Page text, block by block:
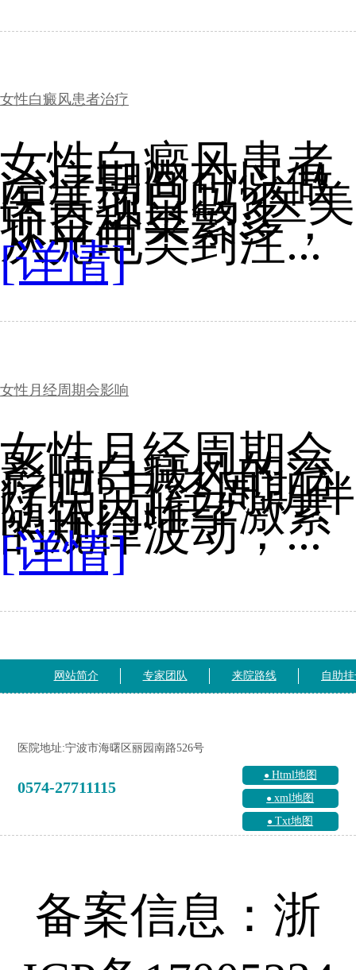
女性白癜风患者治疗
女性白癜风患者
治疗期间可以做
医美项目吗?医美
项目种类繁多，
从光电类到注...
[详情]
女性月经周期会影响
女性月经周期会
影响白癜风的治
疗吗?月经周期伴
随体内雌孕激素
的规律波动，...
[详情]
网站简介 专家团队 来院路线 自助
医院地址:宁波市海曙区丽园南路526号
0574-27711115
Html地图
xml地图
Txt地图
备案信息：浙